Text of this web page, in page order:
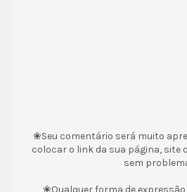
❀Seu comentário será muito
colocar o link da sua página, site
sem